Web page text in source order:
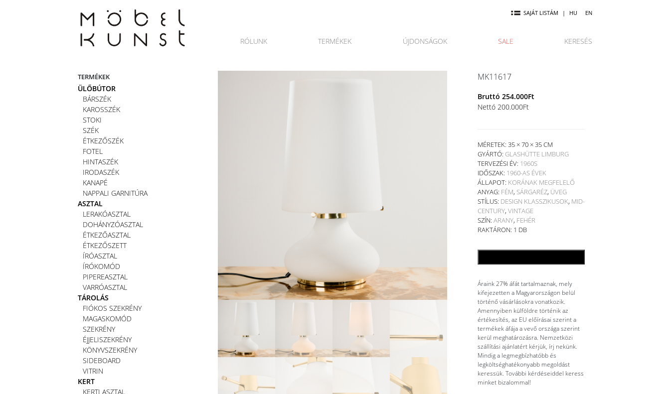
SAJÁT LISTÁM | HU EN
RÓLUNK TERMÉKEK ÚJDONSÁGOK SALE KERESÉS
TERMÉKEK
ÜLŐBÚTOR
BÁRSZÉK
KAROSSZÉK
STOKI
SZÉK
ÉTKEZŐSZÉK
FOTEL
HINTASZÉK
IRODASZÉK
KANAPÉ
NAPPALI GARNITÚRA
ASZTAL
LERAKÓASZTAL
DOHÁNYZÓASZTAL
ÉTKEZŐASZTAL
ÉTKEZŐSZETT
ÍRÓASZTAL
ÍRÓKOMÓD
PIPEREASZTAL
VARRÓASZTAL
TÁROLÁS
FIÓKOS SZEKRÉNY
MAGASKOMÓD
SZEKRÉNY
ÉJJELISZEKRÉNY
KÖNYVSZEKRÉNY
SIDEBOARD
VITRIN
KERT
KERTI ASZTAL
MK11617
Bruttó 254.000Ft
Nettó 200.000Ft
MÉRETEK: 35 × 70 × 35 CM
GYÁRTÓ: GLASHÜTTE LIMBURG
TERVEZÉSI ÉV: 1960S
IDŐSZAK: 1960-AS ÉVEK
ÁLLAPOT: KORÁNAK MEGFELELŐ
ANYAG: FÉM, SÁRGARÉZ, ÜVEG
STÍLUS: DESIGN KLASSZIKUSOK, MID-
CENTURY, VINTAGE
SZÍN: ARANY, FEHÉR
RAKTÁRON: 1 DB
Áraink 27% áfát tartalmaznak, mely
kifejezetten a Magyarországon belül
történő vásárlásokra vonatkozik.
Amennyiben külföldre történik az
értékesítés, az EU előírásai szerint a
termékek áfája a vevő országa szerint
kerül meghatározásra. Nemzetközi
szállítási ajánlatért kérjük, írj nekünk.
Mindig a legmegbízhatóbb és
legköltséghatékonyabb megoldást
keressük. További kérdéseiddel keress
minket bizalommal!